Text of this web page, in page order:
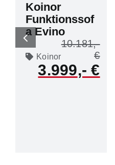
Koinor
Funktionssof
a Evino
Koinor
10.181
3.999